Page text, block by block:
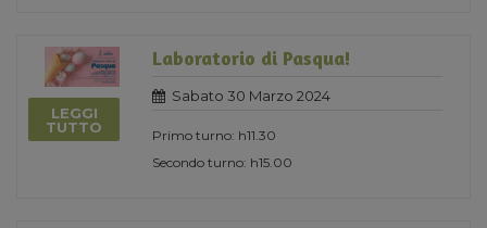
LEGGI
TUTTO
Laboratorio di Pasqua!
Sabato 30 Marzo 2024
Primo turno: h11.30
Secondo turno: h15.00